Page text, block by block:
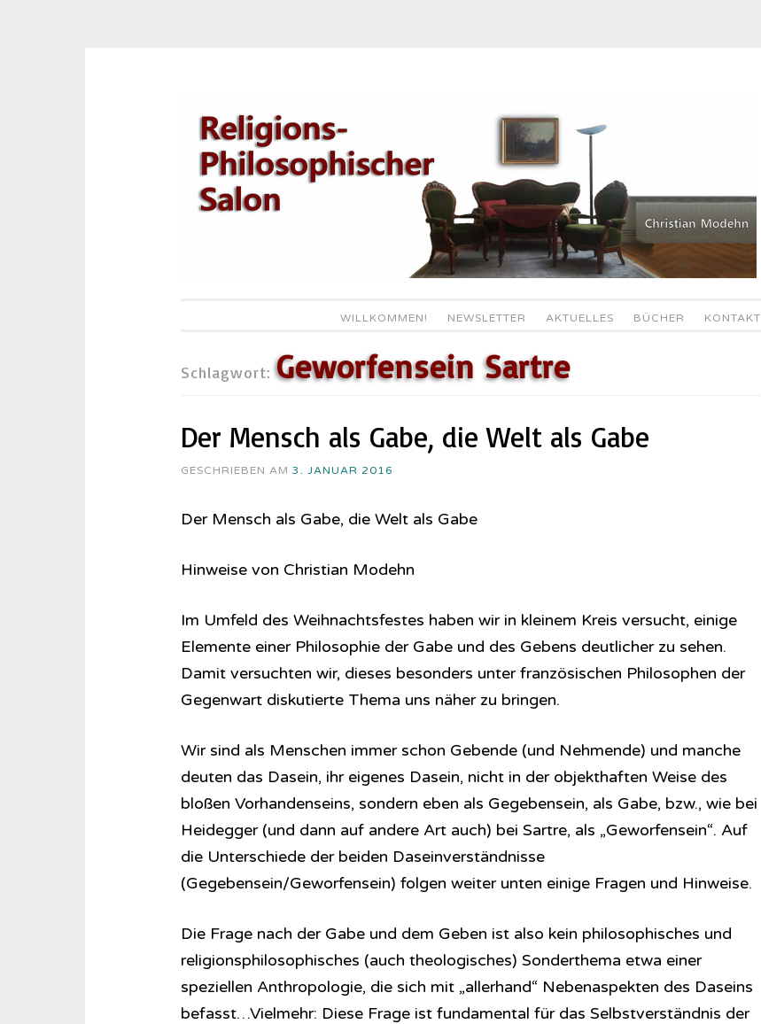
Inhalt
springen
WILLKOMMEN! NEWSLETTER AKTUELLES BÜCHER KONTAKT
Schlagwort:Geworfensein Sartre
Der Mensch als Gabe, die Welt als Gabe
GESCHRIEBEN AM 3. JANUAR 2016
Der Mensch als Gabe, die Welt als Gabe
Hinweise von Christian Modehn
Im Umfeld des Weihnachtsfestes haben wir in kleinem Kreis versucht, einige
Elemente einer Philosophie der Gabe und des Gebens deutlicher zu sehen.
Damit versuchten wir, dieses besonders unter französischen Philosophen der
Gegenwart diskutierte Thema uns näher zu bringen.
Wir sind als Menschen immer schon Gebende (und Nehmende) und manche
deuten das Dasein, ihr eigenes Dasein, nicht in der objekthaften Weise des
bloßen Vorhandenseins, sondern eben als Gegebensein, als Gabe, bzw., wie bei
Heidegger (und dann auf andere Art auch) bei Sartre, als „Geworfensein“. Auf
die Unterschiede der beiden Daseinverständnisse
(Gegebensein/Geworfensein) folgen weiter unten einige Fragen und Hinweise.
Die Frage nach der Gabe und dem Geben ist also kein philosophisches und
religionsphilosophisches (auch theologisches) Sonderthema etwa einer
speziellen Anthropologie, die sich mit „allerhand“ Nebenaspekten des Daseins
befasst…Vielmehr: Diese Frage ist fundamental für das Selbstverständnis der